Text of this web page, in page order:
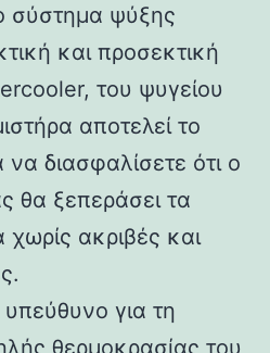
σύστημα ψύξης
και προσεκτική
του ψυγείου
αποτελεί το
διασφαλίσετε ότι ο
θα ξεπεράσει τα
χωρίς ακριβές και
για τη
θερμοκρασίας του